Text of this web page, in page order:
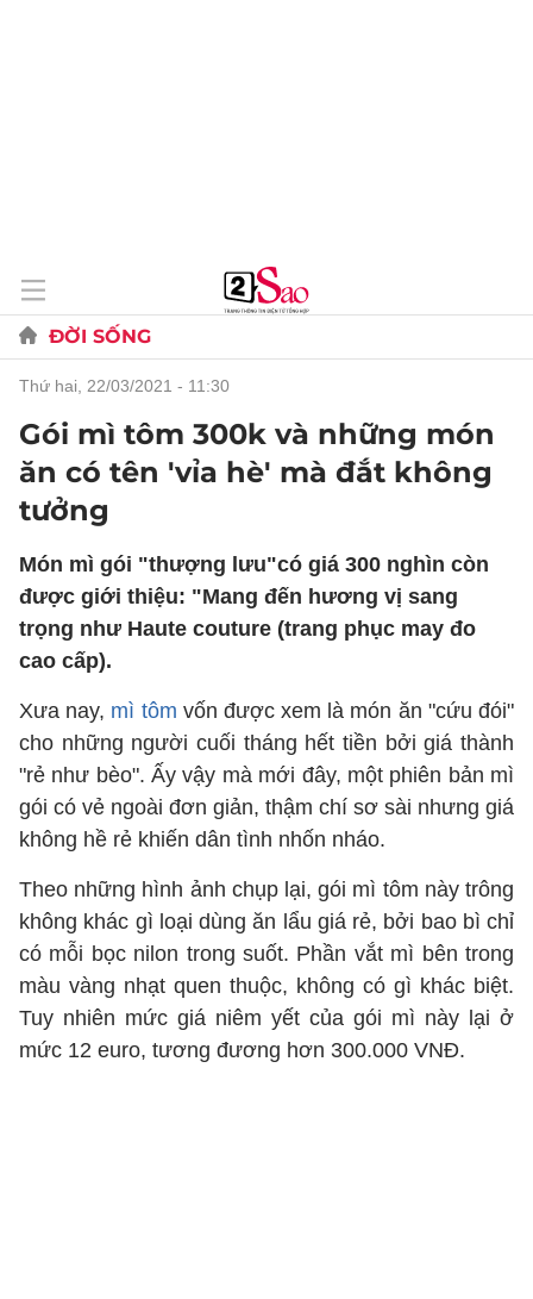
ĐỜI SỐNG
thứ hai, 22/03/2021 - 11:30
Gói mì tôm 300k và những món
ăn có tên 'vỉa hè' mà đắt không
tưởng
Món mì gói "thượng lưu"có giá 300 nghìn còn
được giới thiệu: "Mang đến hương vị sang
trọng như Haute couture (trang phục may đo
cao cấp).
Xưa nay, mì tôm vốn được xem là món ăn "cứu đói"
cho những người cuối tháng hết tiền bởi giá thành
"rẻ như bèo". Ấy vậy mà mới đây, một phiên bản mì
gói có vẻ ngoài đơn giản, thậm chí sơ sài nhưng giá
không hề rẻ khiến dân tình nhốn nháo.
Theo những hình ảnh chụp lại, gói mì tôm này trông
không khác gì loại dùng ăn lẩu giá rẻ, bởi bao bì chỉ
có mỗi bọc nilon trong suốt. Phần vắt mì bên trong
màu vàng nhạt quen thuộc, không có gì khác biệt.
Tuy nhiên mức giá niêm yết của gói mì này lại ở
mức 12 euro, tương đương hơn 300.000 VNĐ.